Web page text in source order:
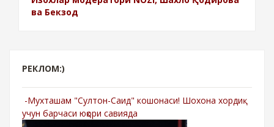
ва Бекзод
РЕКЛОМ:)
-Мухташам "Султон-Саид" кошонаси! Шохона хордиқ
учун барчаси юқори савияда